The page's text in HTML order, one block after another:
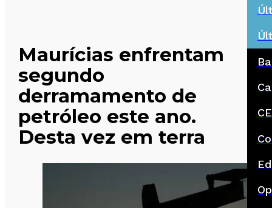
Maurícias enfrentam
segundo
derramamento de
petróleo este ano.
Desta vez em terra